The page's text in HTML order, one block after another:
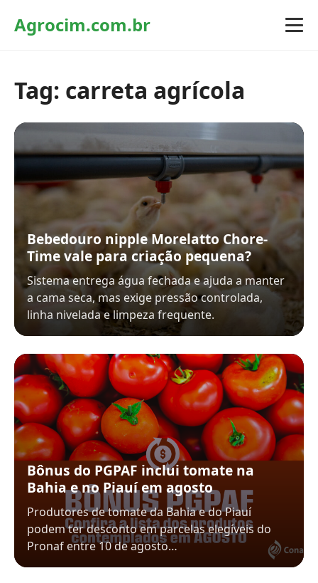
Agrocim.com.br
Tag: carreta agrícola
Bebedouro nipple Morelatto Chore-
Time vale para criação pequena?
Sistema entrega água fechada e ajuda a manter
a cama seca, mas exige pressão controlada,
linha nivelada e limpeza frequente.
Bônus do PGPAF inclui tomate na
Bahia e no Piauí em agosto
Produtores de tomate da Bahia e do Piauí
podem ter desconto em parcelas elegíveis do
Pronaf entre 10 de agosto…